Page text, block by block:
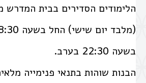
הלימודים הסדירים בבית המדרש
בשעה 22:30 בערב.
הבנות שוהות בתנאי פנימייה